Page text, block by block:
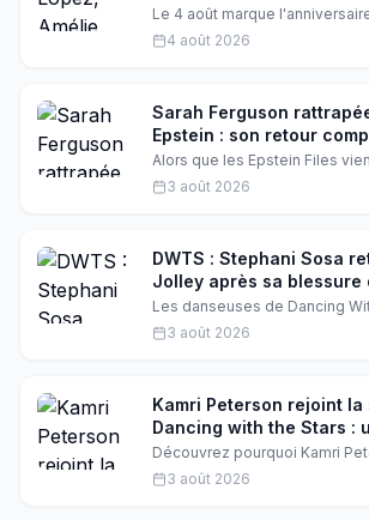
ont bouleversé les fans
Le 4 août marque
a dépénalisé l'homosexualité
L'occasion de revenir sur les
ému leurs admirateurs en
orientation sexuelle.
4 août 2026
Sarah Ferguson
Epstein : son retour
Alors que les Epstein Files
des mails compromettants,
s'apprête pourtant à revenir
Jusqu'où peut-elle aller sans
3 août 2026
DWTS : Stephani Sosa
Jolley après sa blessure
l'œil
Les danseuses de Dancing
Next Pro ont recréé leur duo
convention à Palm Springs,
ambiance électrique.
3 août 2026
Kamri Peterson rejoint la
Dancing with the Stars :
attendu
Découvrez pourquoi Kamri
dans DWTS : Juniors, est de
franchise Dancing with the
3 août 2026